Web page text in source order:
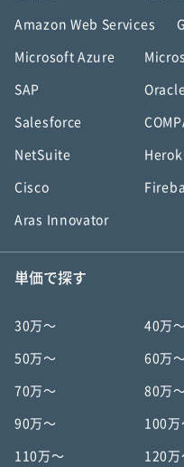
Amazon Web Services
Microsoft Azure
SAP
Salesforce
NetSuite
Cisco
Aras Innovator
単価で探す
30万〜 40万
50万〜 60万
70万〜 80万
90万〜 100万
110万〜 120万